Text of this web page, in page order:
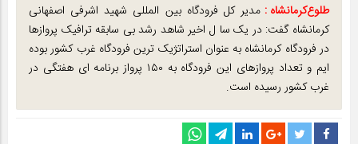
طلوع‌‌کرمانشاه : مدیر کل فرودگاه بین المللی شهید اشرفی اصفهانی
کرمانشاه گفت: در یک سا ل اخیر شاهد رشد بی سابقه ترافیک پروازها
در فرودگاه کرمانشاه به عنوان استراتژیک ترین فرودگاه غرب کشور بوده
ایم و تعداد پروازهای این فرودگاه به ۱۵۰ پرواز برنامه ای هفتگی در
غرب کشور رسیده است.